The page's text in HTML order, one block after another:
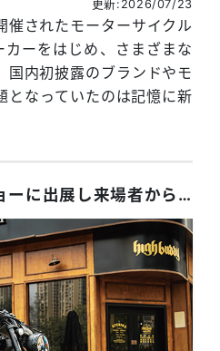
更新:2026/07/23
催されたモーターサイクル
ーをはじめ、さまざまな
国内初披露のブランドやモ
となっていたのは記憶に新
モーターサイクルショーに出展し来場者から熱視線。SNSを中心に話題となった注目ブランド6選！＜前編＞